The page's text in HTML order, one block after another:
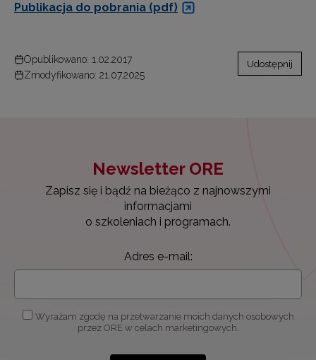
Publikacja do pobrania (pdf)
Opublikowano: 1.02.2017
Zmodyfikowano: 21.07.2025
Udostępnij
Newsletter ORE
Zapisz się i bądź na bieżąco z najnowszymi
informacjami
o szkoleniach i programach.
Adres e-mail:
Wyrażam zgodę na przetwarzanie moich danych osobowych
przez ORE w celach marketingowych.